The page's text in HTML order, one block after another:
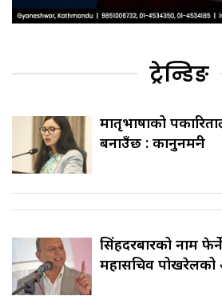
ट्रेन्डिङ
मातृभाषाको
बनाउँछ : कानुनमन्त्री
सिंहदरबारको नाम
महासचिव